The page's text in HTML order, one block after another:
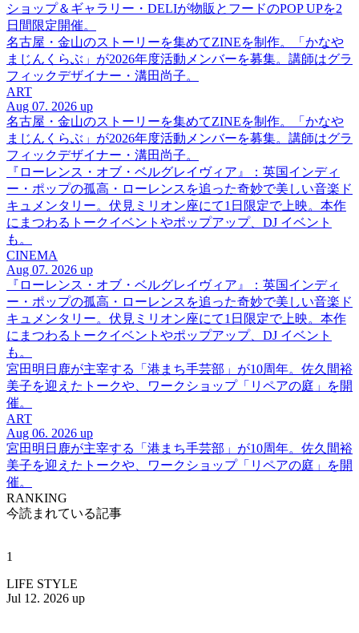
ショップ＆ギャラリー・DELIが物販とフードのPOP UPを2
日間限定開催。
名古屋・金山のストーリーを集めてZINEを制作。「かなや
まじんくらぶ」が2026年度活動メンバーを募集。講師はグラ
フィックデザイナー・溝田尚子。
ART
Aug 07. 2026 up
名古屋・金山のストーリーを集めてZINEを制作。「かなや
まじんくらぶ」が2026年度活動メンバーを募集。講師はグラ
フィックデザイナー・溝田尚子。
『ローレンス・オブ・ベルグレイヴィア』：英国インディ
ー・ポップの孤高・ローレンスを追った奇妙で美しい音楽ド
キュメンタリー。伏見ミリオン座にて1日限定で上映。本作
にまつわるトークイベントやポップアップ、DJ イベント
も。
CINEMA
Aug 07. 2026 up
『ローレンス・オブ・ベルグレイヴィア』：英国インディ
ー・ポップの孤高・ローレンスを追った奇妙で美しい音楽ド
キュメンタリー。伏見ミリオン座にて1日限定で上映。本作
にまつわるトークイベントやポップアップ、DJ イベント
も。
宮田明日鹿が主宰する「港まち手芸部」が10周年。佐久間裕
美子を迎えたトークや、ワークショップ「リペアの庭」を開
催。
ART
Aug 06. 2026 up
宮田明日鹿が主宰する「港まち手芸部」が10周年。佐久間裕
美子を迎えたトークや、ワークショップ「リペアの庭」を開
催。
RANKING
今読まれている記事
1
LIFE STYLE
Jul 12. 2026 up